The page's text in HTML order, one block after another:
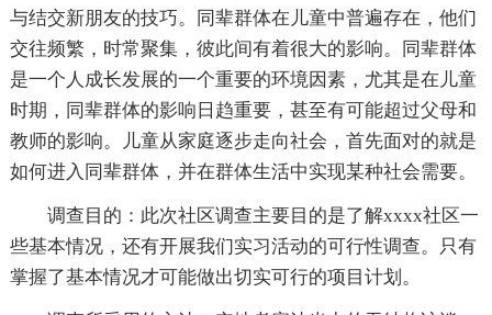
与结交新朋友的技巧。同辈群体在儿童中普遍存在，他们
交往频繁，时常聚集，彼此间有着很大的影响。同辈群体
是一个人成长发展的一个重要的环境因素，尤其是在儿童
时期，同辈群体的影响日趋重要，甚至有可能超过父母和
教师的影响。儿童从家庭逐步走向社会，首先面对的就是
如何进入同辈群体，并在群体生活中实现某种社会需要。
调查目的：此次社区调查主要目的是了解xxxx社区一
些基本情况，还有开展我们实习活动的可行性调查。只有
掌握了基本情况才可能做出切实可行的项目计划。